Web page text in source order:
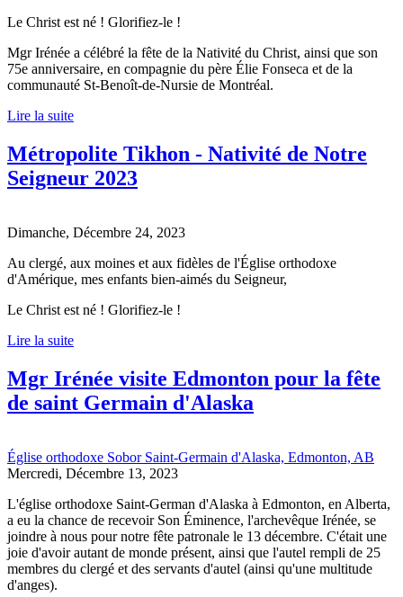
Le Christ est né ! Glorifiez-le !
Mgr Irénée a célébré la fête de la Nativité du Christ, ainsi que son
75e anniversaire, en compagnie du père Élie Fonseca et de la
communauté St-Benoît-de-Nursie de Montréal.
Lire la suite
Métropolite Tikhon - Nativité de Notre
Seigneur 2023
Dimanche, Décembre 24, 2023
Au clergé, aux moines et aux fidèles de l'Église orthodoxe
d'Amérique, mes enfants bien-aimés du Seigneur,
Le Christ est né ! Glorifiez-le !
Lire la suite
Mgr Irénée visite Edmonton pour la fête
de saint Germain d'Alaska
Église orthodoxe Sobor Saint-Germain d'Alaska, Edmonton, AB
Mercredi, Décembre 13, 2023
L'église orthodoxe Saint-German d'Alaska à Edmonton, en Alberta,
a eu la chance de recevoir Son Éminence, l'archevêque Irénée, se
joindre à nous pour notre fête patronale le 13 décembre. C'était une
joie d'avoir autant de monde présent, ainsi que l'autel rempli de 25
membres du clergé et des servants d'autel (ainsi qu'une multitude
d'anges).